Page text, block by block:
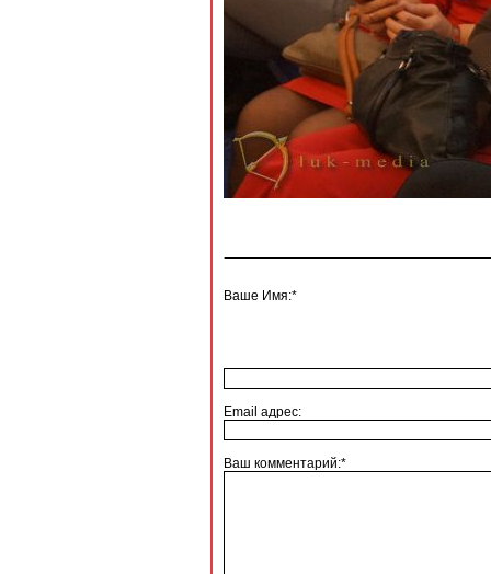
Ваше Имя:*
Email адрес:
Ваш комментарий:*